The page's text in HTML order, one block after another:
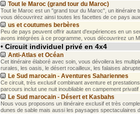
Tout le Maroc (grand tour du Maroc)
Tout le Maroc est un "grand tour du Maroc", un
vous découvrirez ainsi toutes les facettes de ce pays
us et coutumes berbères
Peu de pays peuvent offrir autant d'expériences en un
avons intégrées à ce programme, vous découvrirez un
• Circuit individuel privé en 4x4
Anti-Atlas et Océan
Cet itinéraire élaboré avec soin, vous dévoilera les
rurales, les oasis, le désert rocailleux, les falaises
Le Sud marocain - Aventures Sahariennes
Ce circuit, très exclusif combinant aventure et
parcours inclut une nuit inoubliable en campement
Le Sud marocain - Désert et Kasbahs
Nous vous proposons un itinéraire exclusif et très
dunes de sable mais aussi les paysages spectaculaires